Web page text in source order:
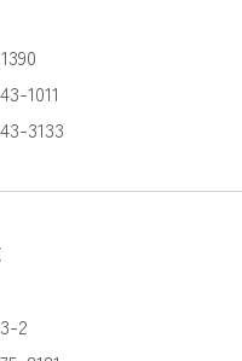
1011
3133
2